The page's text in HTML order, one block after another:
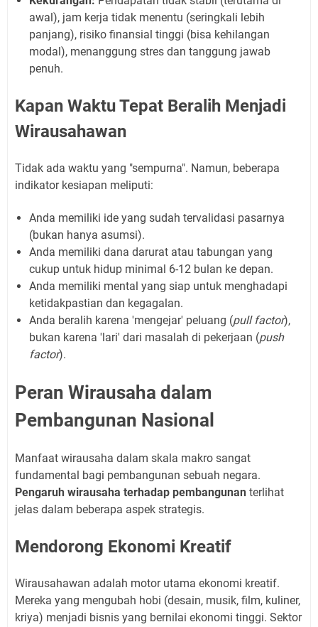
awal), jam kerja tidak menentu (seringkali lebih
panjang), risiko finansial tinggi (bisa kehilangan
modal), menanggung stres dan tanggung jawab
penuh.
Kapan Waktu Tepat Beralih Menjadi
Wirausahawan
Tidak ada waktu yang "sempurna". Namun, beberapa
indikator kesiapan meliputi:
Anda memiliki ide yang sudah tervalidasi pasarnya
(bukan hanya asumsi).
Anda memiliki dana darurat atau tabungan yang
cukup untuk hidup minimal 6-12 bulan ke depan.
Anda memiliki mental yang siap untuk menghadapi
ketidakpastian dan kegagalan.
Anda beralih karena 'mengejar' peluang (pull factor),
bukan karena 'lari' dari masalah di pekerjaan (push
factor).
Peran Wirausaha dalam
Pembangunan Nasional
Manfaat wirausaha dalam skala makro sangat
fundamental bagi pembangunan sebuah negara.
Pengaruh wirausaha terhadap pembangunan terlihat
jelas dalam beberapa aspek strategis.
Mendorong Ekonomi Kreatif
Wirausahawan adalah motor utama ekonomi kreatif.
Mereka yang mengubah hobi (desain, musik, film, kuliner,
kriya) menjadi bisnis yang bernilai ekonomi tinggi. Sektor